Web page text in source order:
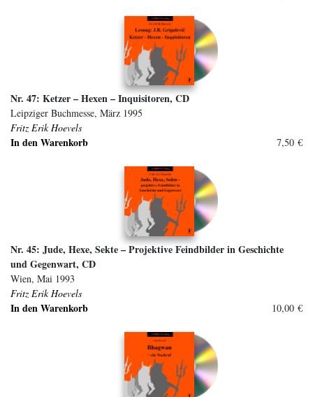
Nr. 47: Ketzer – Hexen – Inquisitoren, CD
Leipziger Buchmesse, März 1995
Fritz Erik Hoevels
In den Warenkorb 7,50 €
Nr. 45: Jude, Hexe, Sekte – Projektive Feindbilder in Geschichte
und Gegenwart, CD
Wien, Mai 1993
Fritz Erik Hoevels
In den Warenkorb 10,00 €